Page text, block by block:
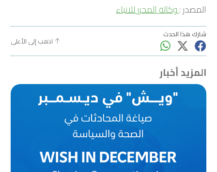
المصدر :وكالة المحرر للانباء
شارك هذا الحدث
اذهب إلى الأعلى
المزيد أخبار